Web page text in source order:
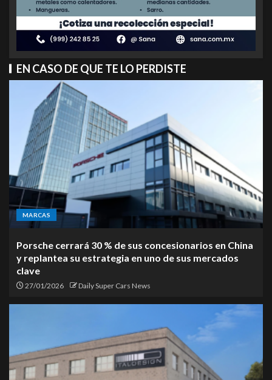
EN CASO DE QUE TE LO PERDISTE
MARCAS
Porsche cerrará 30 % de sus concesionarios en China
y replantea su estrategia en uno de sus mercados
clave
27/01/2026 Daily Super Cars News